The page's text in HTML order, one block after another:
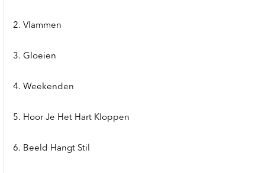
2. Vlammen
3. Gloeien
4. Weekenden
5. Hoor Je Het Hart Kloppen
6. Beeld Hangt Stil